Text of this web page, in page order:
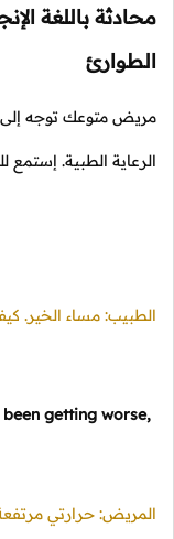
محادثة باللغة
الطوارئ
مريض متوعك توجه
الرعاية الطبية. إستمع
الطبيب: مساء الخير.
getting worse,
المريض: حرارتي